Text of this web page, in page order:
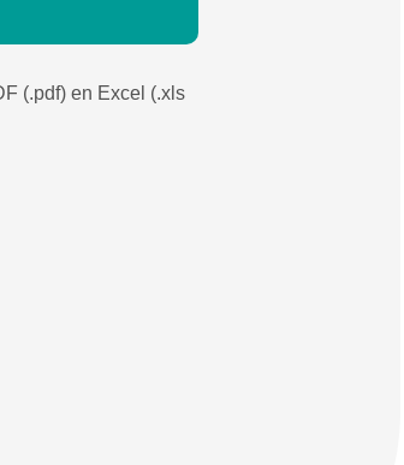
(.pdf) en Excel (.xls